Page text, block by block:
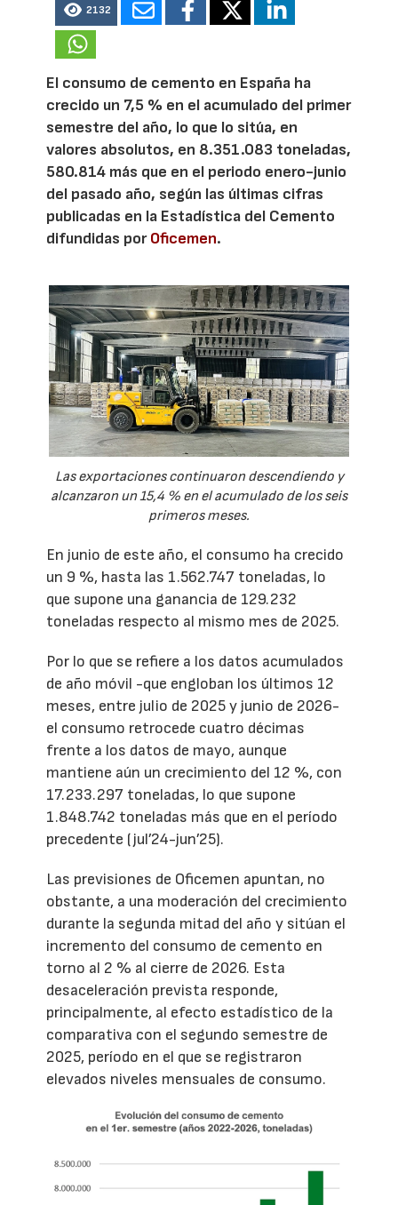
2132
El consumo de cemento en España ha
crecido un 7,5 % en el acumulado del primer
semestre del año, lo que lo sitúa, en
valores absolutos, en 8.351.083 toneladas,
580.814 más que en el periodo enero-junio
del pasado año, según las últimas cifras
publicadas en la Estadística del Cemento
difundidas porOficemen.
Las exportaciones continuaron descendiendo y
alcanzaron un 15,4 % en el acumulado de los seis
primeros meses.
En junio de este año, el consumo ha crecido
un 9 %, hasta las 1.562.747 toneladas, lo
que supone una ganancia de 129.232
toneladas respecto al mismo mes de 2025.
Por lo que se refiere a los datos acumulados
de año móvil -que engloban los últimos 12
meses, entre julio de 2025 y junio de 2026-
el consumo retrocede cuatro décimas
frente a los datos de mayo, aunque
mantiene aún un crecimiento del 12 %, con
17.233.297 toneladas, lo que supone
1.848.742 toneladas más que en el período
precedente (jul’24-jun’25).
Las previsiones de Oficemen apuntan, no
obstante, a una moderación del crecimiento
durante la segunda mitad del año y sitúan el
incremento del consumo de cemento en
torno al 2 % al cierre de 2026. Esta
desaceleración prevista responde,
principalmente, al efecto estadístico de la
comparativa con el segundo semestre de
2025, período en el que se registraron
elevados niveles mensuales de consumo.